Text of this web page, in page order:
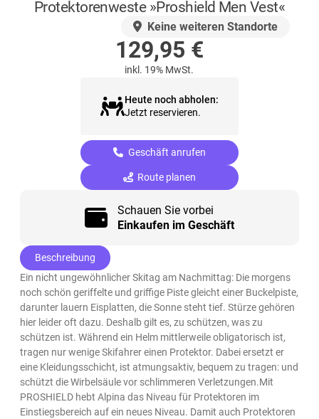
Protektorenweste »Proshield Men Vest«
Keine weiteren Standorte
129,95 €
inkl. 19% MwSt.
Heute noch abholen:
Jetzt reservieren.
Geschäft anrufen
Route planen
Schauen Sie vorbei
Einkaufen im Geschäft
Beschreibung
Ein nicht ungewöhnlicher Skitag am Nachmittag: Die morgens
noch schön geriffelte und griffige Piste gleicht einer Buckelpiste,
darunter lauern Eisplatten, die Sonne steht tief. Stürze gehören
hier leider oft dazu. Deshalb gilt es, zu schützen, was zu
schützen ist. Während ein Helm mittlerweile obligatorisch ist,
tragen nur wenige Skifahrer einen Protektor. Dabei ersetzt er
eine Kleidungsschicht, ist atmungsaktiv, bequem zu tragen: und
schützt die Wirbelsäule vor schlimmeren Verletzungen.Mit
PROSHIELD hebt Alpina das Niveau für Protektoren im
Einstiegsbereich auf ein neues Niveau. Damit auch Protektoren